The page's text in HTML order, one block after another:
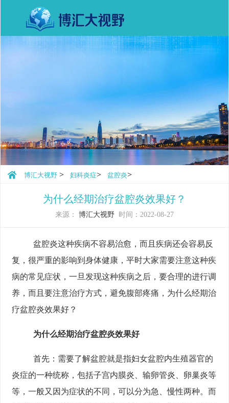
博汇大视野 > 妇科炎症> 盆腔炎>
为什么经期治疗盆腔炎效果好？
来源： 博汇大视野 时间：2022-08-27
盆腔炎这种疾病不容易治愈，而且疾病还会容易反
复，很严重的影响到身体健康，平时大家需要注意这种疾
病的常见症状，一旦发现这种疾病之后，要合理的进行调
养，而且要注意治疗方式，避免腹部疼痛，为什么经期治
疗盆腔炎效果好？
为什么经期治疗盆腔炎效果好
首先：需要了解盆腔就是指妇女盆腔内生殖器官的
炎症的一种统称，包括子宫内膜炎、输卵管炎、卵巢炎等
等，一般又因为症状的不同，可以分为急、慢性两种。而